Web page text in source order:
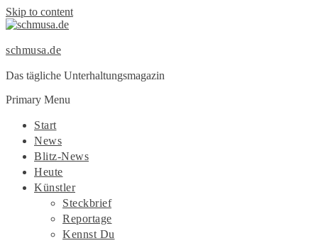
Skip to content
schmusa.de
Das tägliche Unterhaltungsmagazin
Primary Menu
Start
News
Blitz-News
Heute
Künstler
Steckbrief
Reportage
Kennst Du